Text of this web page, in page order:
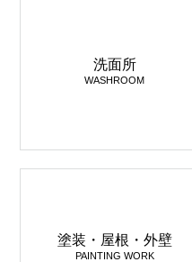
洗面所
WASHROOM
塗装・屋根・外壁
PAINTING WORK